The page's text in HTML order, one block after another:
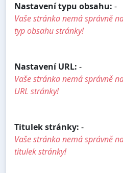
Nastavení typu obsahu: -
Vaše stránka nemá správně
typ obsahu stránky!
Nastavení URL: -
Vaše stránka nemá správně
URL stránky!
Titulek stránky: -
Vaše stránka nemá správně
titulek stránky!